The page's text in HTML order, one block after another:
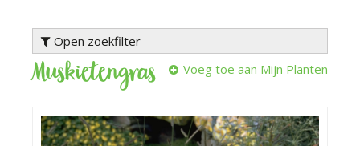
Open zoekfilter
Muskietengras Voeg toe aan Mijn Planten